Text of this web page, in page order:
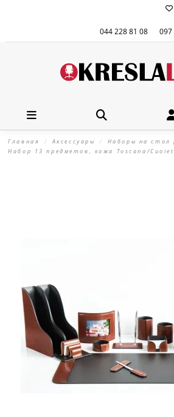
044 228 81 08 097
Главная Аксессуары
Наборы на стол
Набор 13 предметов, кожа Toscana/